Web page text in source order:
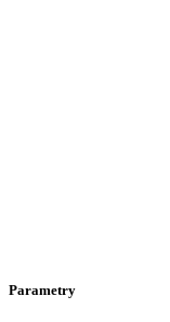
Parametry